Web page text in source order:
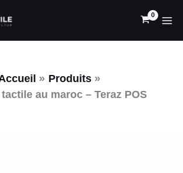
Produits
au maroc – Teraz POS